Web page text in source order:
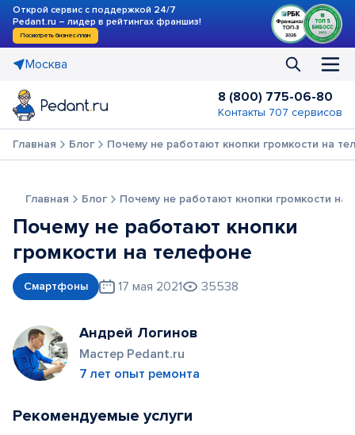
Открой сервис с поддержкой 24/7
Pedant.ru – лидер в рейтингах франшиз!
Посмотреть бизнес-план
Москва
8 (800) 775-06-80
Контакты 707 сервисов
Главная Блог Почему не работают кнопки громкости на
Главная Блог Почему не работают кнопки громкости на
Почему не работают кнопки
громкости на телефоне
Смартфоны 17 мая 2021 35538
Андрей Логинов
Мастер Pedant.ru
7 лет опыт ремонта
Рекомендуемые услуги